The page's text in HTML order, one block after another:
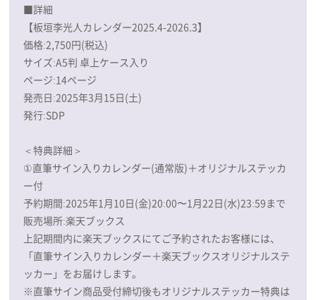
■詳細
【板垣李光人カレンダー2025.4-2026.3】
価格:2,750円(税込)
サイズ:A5判 卓上ケース入り
ページ:14ページ
発売日:2025年3月15日(土)
発行:SDP
＜特典詳細＞
①直筆サイン入りカレンダー(通常版)＋オリジナルステッカ
ー付
予約期間:2025年1月10日(金)20:00〜1月22日(水)23:59まで
販売場所:楽天ブックス
上記期間内に楽天ブックスにてご予約されたお客様には、
「直筆サイン入りカレンダー＋楽天ブックスオリジナルステ
ッカー」をお届けします。
※直筆サイン商品受付締切後もオリジナルステッカー特典は